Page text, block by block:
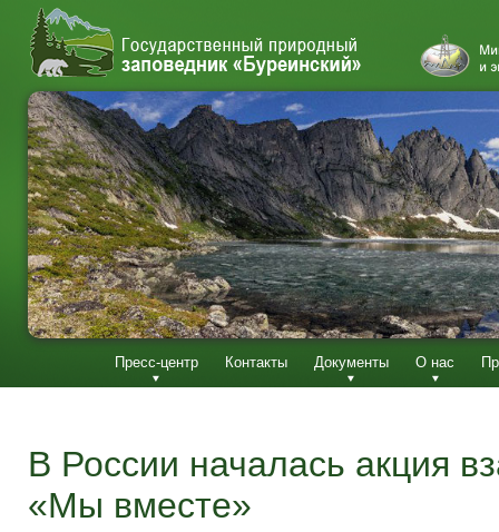
Пресс-центр Контакты Документы О нас
В России началась акция
«Мы вместе»